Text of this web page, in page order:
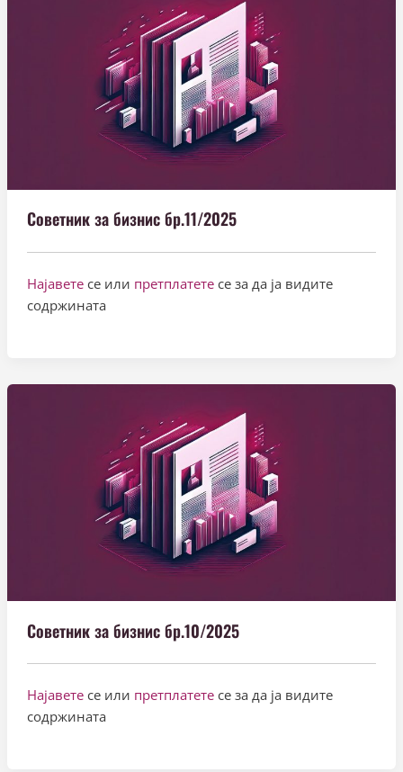
Советник за бизнис бр.11/2025
Најавете се или претплатетесе за да ја видите
содржината
Советник за бизнис бр.10/2025
Најавете се или претплатетесе за да ја видите
содржината